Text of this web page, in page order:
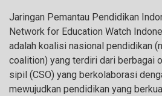
Jaringan Pemantau Pendidikan
Network for Education Watch
adalah koalisi nasional pendidikan
coalition) yang terdiri dari berbagai
sipil (CSO) yang berkolaborasi
mewujudkan pendidikan yang